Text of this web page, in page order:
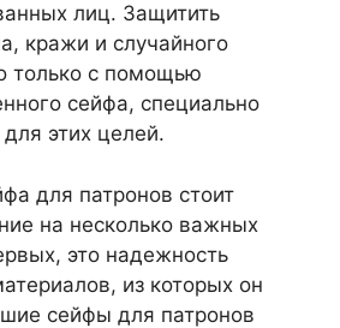
лиц. Защитить
кражи и случайного
только с помощью
сейфа, специально
этих целей.
для патронов стоит
на несколько важных
это надежность
из которых он
сейфы для патронов